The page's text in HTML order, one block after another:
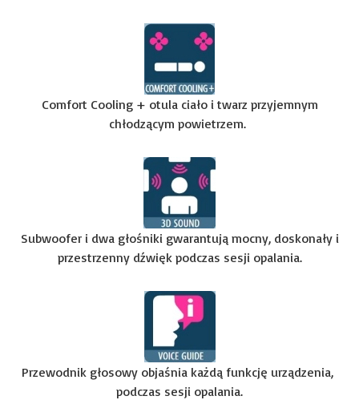
Comfort Cooling + otula ciało i twarz przyjemnym
chłodzącym powietrzem.
Subwoofer i dwa głośniki gwarantują mocny, doskonały i
przestrzenny dźwięk podczas sesji opalania.
Przewodnik głosowy objaśnia każdą funkcję urządzenia,
podczas sesji opalania.